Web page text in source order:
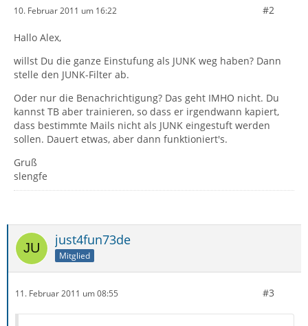
10. Februar 2011 um 16:22 #2
Hallo Alex,
willst Du die ganze Einstufung als JUNK weg haben? Dann
stelle den JUNK-Filter ab.
Oder nur die Benachrichtigung? Das geht IMHO nicht. Du
kannst TB aber trainieren, so dass er irgendwann kapiert,
dass bestimmte Mails nicht als JUNK eingestuft werden
sollen. Dauert etwas, aber dann funktioniert's.
Gruß
slengfe
just4fun73de
Mitglied
11. Februar 2011 um 08:55 #3